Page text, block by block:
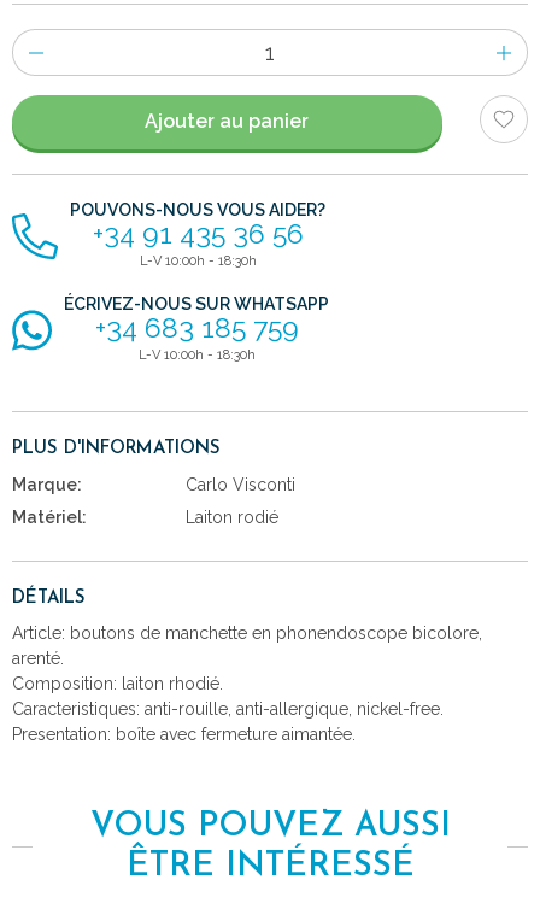
Nombre
d'items
Ajouter au panier
POUVONS-NOUS VOUS AIDER?
+34 91 435 36 56
L-V 10:00h - 18:30h
ÉCRIVEZ-NOUS SUR WHATSAPP
+34 683 185 759
L-V 10:00h - 18:30h
PLUS D'INFORMATIONS
Marque:
Carlo Visconti
Matériel:
Laiton rodié
DÉTAILS
Article: boutons de manchette en phonendoscope bicolore,
arenté.
Composition: laiton rhodié.
Caracteristiques: anti-rouille, anti-allergique, nickel-free.
Presentation: boîte avec fermeture aimantée.
VOUS POUVEZ AUSSI
ÊTRE INTÉRESSÉ